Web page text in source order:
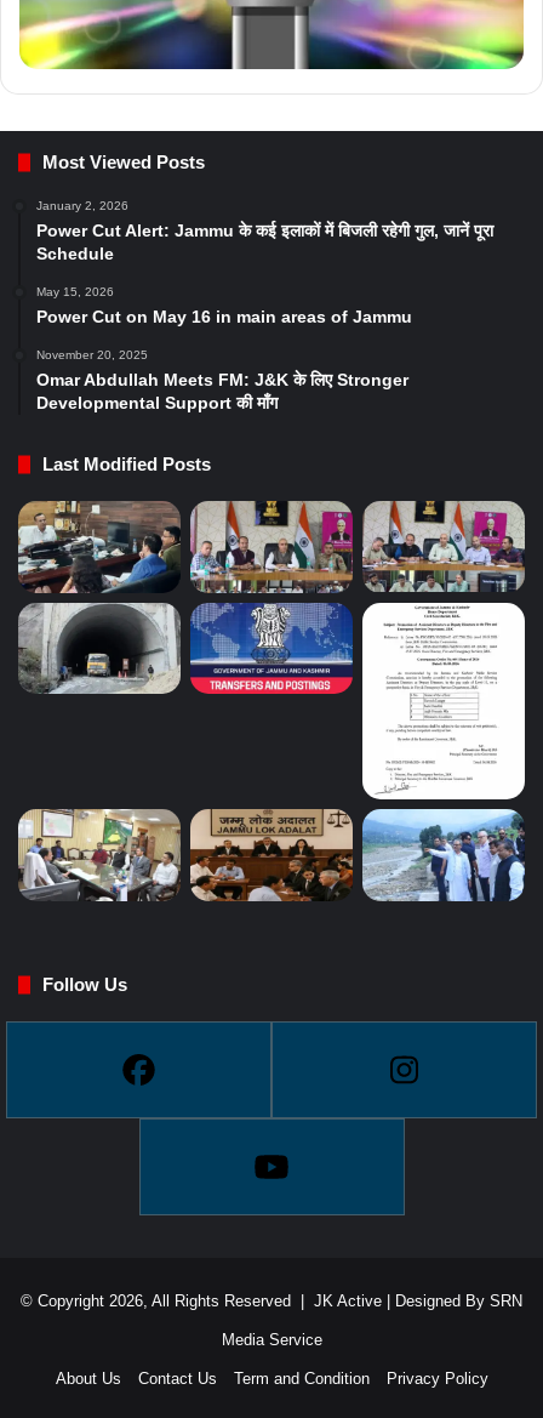
Most Viewed Posts
January 2, 2026
Power Cut Alert: Jammu के कई इलाकों में बिजली रहेगी गुल, जानें पूरा
Schedule
May 15, 2026
Power Cut on May 16 in main areas of Jammu
November 20, 2025
Omar Abdullah Meets FM: J&K के लिए Stronger
Developmental Support की माँग
Last Modified Posts
Follow Us
© Copyright 2026, All Rights Reserved | JK Active | Designed By SRN
Media Service
About Us Contact Us Term and Condition Privacy Policy